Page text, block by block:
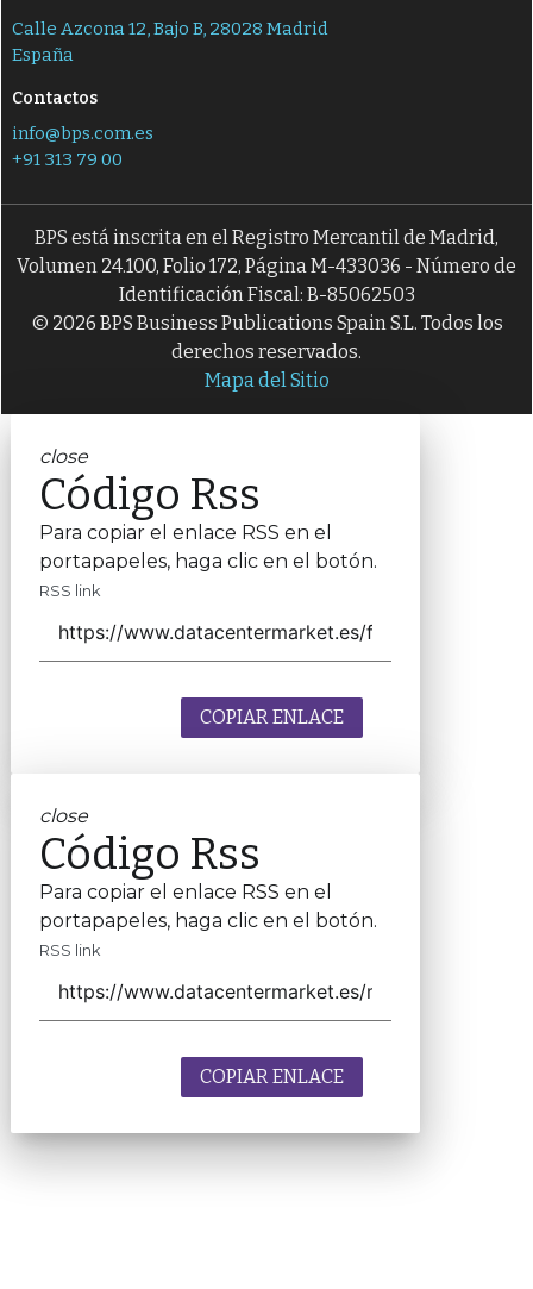
Calle Azcona 12, Bajo B, 28028 Madrid
España
Contactos
info@bps.com.es
+91 313 79 00
BPS está inscrita en el Registro Mercantil de Madrid,
Volumen 24.100, Folio 172, Página M-433036 - Número de
Identificación Fiscal: B-85062503
© 2026 BPS Business Publications Spain S.L. Todos los
derechos reservados.
Mapa del Sitio
close
Código Rss
Para copiar el enlace RSS en el
portapapeles, haga clic en el botón.
RSS link
COPIAR ENLACE
close
Código Rss
Para copiar el enlace RSS en el
portapapeles, haga clic en el botón.
RSS link
COPIAR ENLACE